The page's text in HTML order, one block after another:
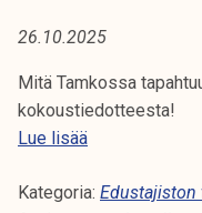
i
k
o
r
k
e
E
D
U
26.10.2025
Mitä Tamkossa
kokoustiedotteesta!
Lue lisääE
u
Kategoria: Edustajiston